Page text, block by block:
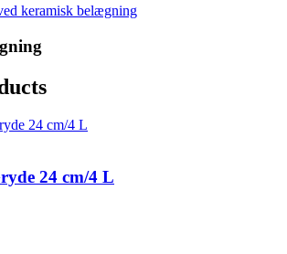
keramisk belægning
24 cm/4 L